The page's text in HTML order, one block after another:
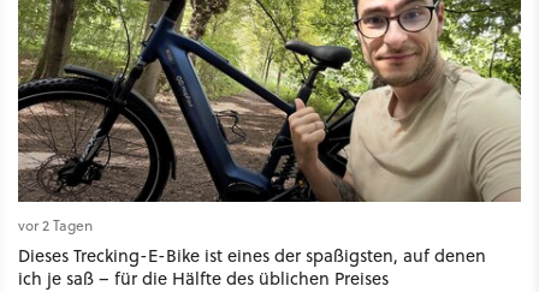
vor 2 Tagen
Dieses Trecking-E-Bike ist eines der spaßigsten, auf denen
ich je saß – für die Hälfte des üblichen Preises